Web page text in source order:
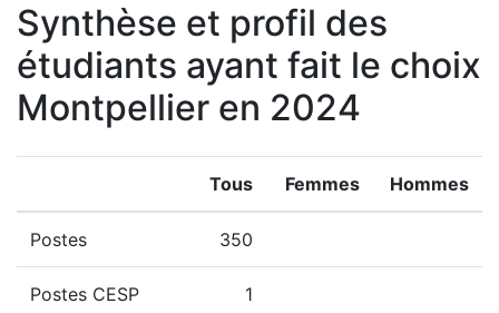
Synthèse et profil des
étudiants ayant fait le choix
Montpellier en 2024
Tous Femmes Hommes
Postes 350
Postes CESP 1